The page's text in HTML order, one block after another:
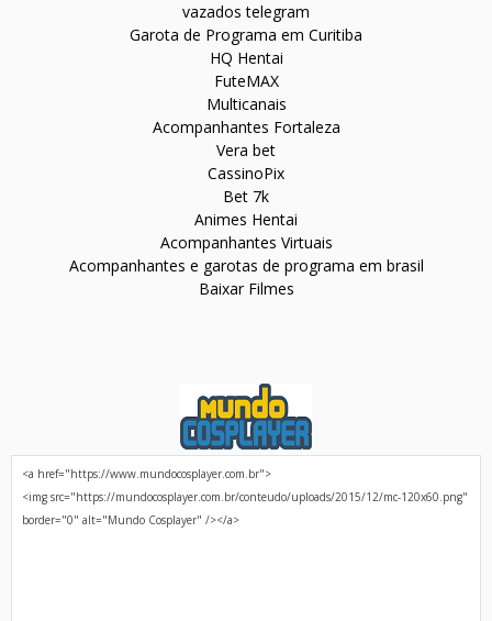
vazados telegram
Garota de Programa em Curitiba
HQ Hentai
FuteMAX
Multicanais
Acompanhantes Fortaleza
Vera bet
CassinoPix
Bet 7k
Animes Hentai
Acompanhantes Virtuais
Acompanhantes e garotas de programa em brasil
Baixar Filmes